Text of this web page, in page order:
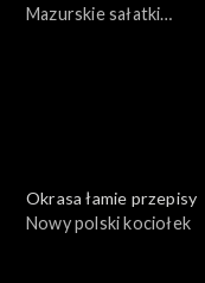
Mazurskie sałatki
Okrasa łamie przepisy
Nowy polski kociołek